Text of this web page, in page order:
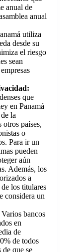
anual de
anual
utiliza
desde su
el riesgo
sean
que
en Panamá
la
países,
o
Para ir un
pueden
aún
Además, los
a
los titulares
considera un
Varios bancos
en
de
de todos
de que se